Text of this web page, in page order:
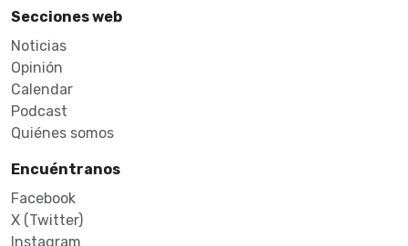
Secciones web
Noticias
Opinión
Calendar
Podcast
Quiénes somos
Encuéntranos
Facebook
X (Twitter)
Instagram